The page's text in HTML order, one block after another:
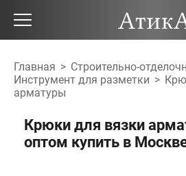
Главная > Строительно-
Инструмент для разметки >
арматуры
Крюки для вязки
оптом купить в